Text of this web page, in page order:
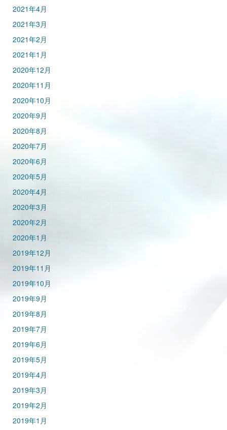
2021年4月
2021年3月
2021年2月
2021年1月
2020年12月
2020年11月
2020年10月
2020年9月
2020年8月
2020年7月
2020年6月
2020年5月
2020年4月
2020年3月
2020年2月
2020年1月
2019年12月
2019年11月
2019年10月
2019年9月
2019年8月
2019年7月
2019年6月
2019年5月
2019年4月
2019年3月
2019年2月
2019年1月